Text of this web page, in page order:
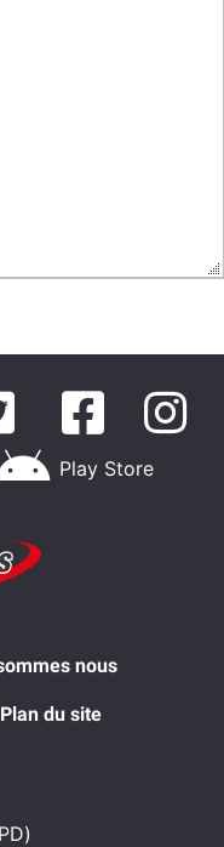
Play Store
nous
Plan du site